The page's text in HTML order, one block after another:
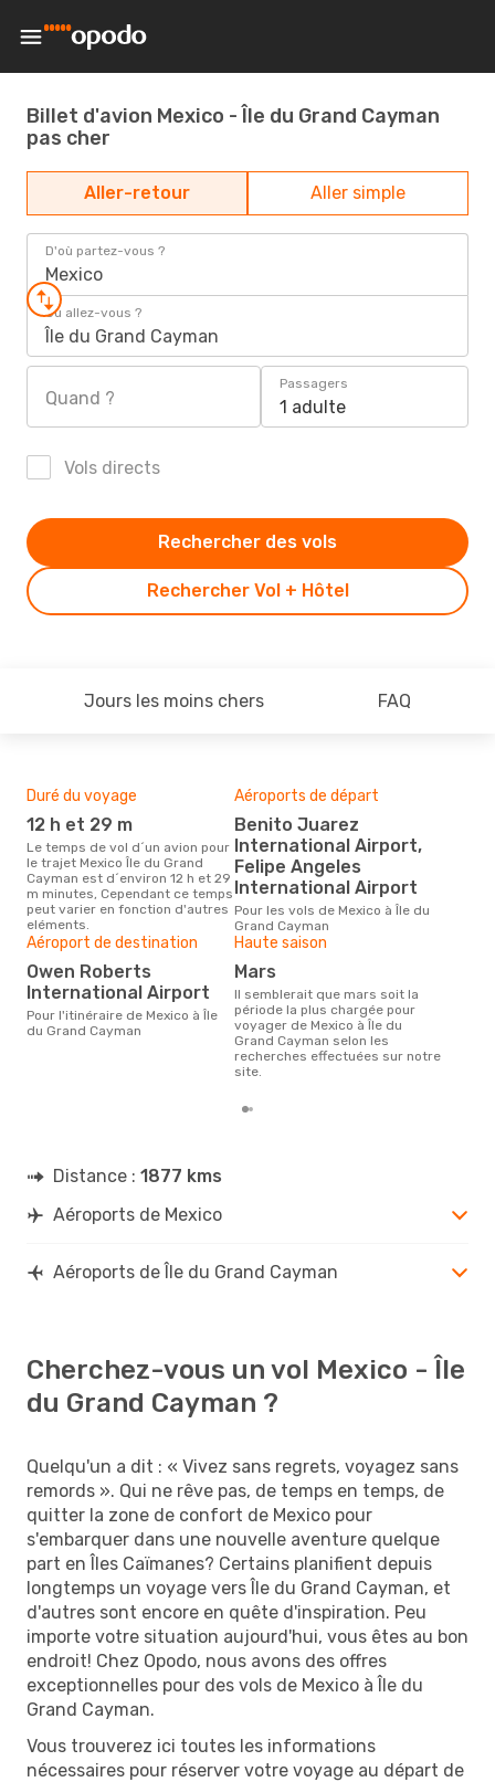
Billet d'avion Mexico - Île du Grand Cayman
pas cher
Aller-retour Aller simple
D'où partez-vous ?
Mexico
Où allez-vous ?
Île du Grand Cayman
Quand ?
Passagers
1 adulte
Vols directs
Rechercher Vol + Hôtel
Rechercher des vols
Jours les moins chers FAQ
Duré du voyage
12 h et 29 m
Le temps de vol d´un avion pour
le trajet Mexico Île du Grand
Cayman est d´environ 12 h et 29
m minutes, Cependant ce temps
peut varier en fonction d'autres
eléments.
Aéroports de départ
Benito Juarez
International Airport,
Felipe Angeles
International Airport
Pour les vols de Mexico à Île du
Grand Cayman
Aéroport de destination
Owen Roberts
International Airport
Pour l'itinéraire de Mexico à Île
du Grand Cayman
Haute saison
mars
Il semblerait que mars soit la
période la plus chargée pour
voyager de Mexico à Île du
Grand Cayman selon les
recherches effectuées sur notre
site.
Distance : 1877 kms
Aéroports de Mexico
Aéroports de Île du Grand Cayman
Cherchez-vous un vol Mexico - Île
du Grand Cayman ?
Quelqu'un a dit : « Vivez sans regrets, voyagez sans
remords ». Qui ne rêve pas, de temps en temps, de
quitter la zone de confort de Mexico pour
s'embarquer dans une nouvelle aventure quelque
part en Îles Caïmanes? Certains planifient depuis
longtemps un voyage vers Île du Grand Cayman, et
d'autres sont encore en quête d'inspiration. Peu
importe votre situation aujourd'hui, vous êtes au bon
endroit! Chez Opodo, nous avons des offres
exceptionnelles pour des vols de Mexico à Île du
Grand Cayman.
Vous trouverez ici toutes les informations
nécessaires pour réserver votre voyage au départ de